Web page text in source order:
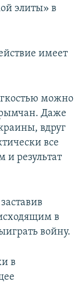
элиты» в
имеет
можно
Даже
вдруг
все
и результат
в
войну.
в